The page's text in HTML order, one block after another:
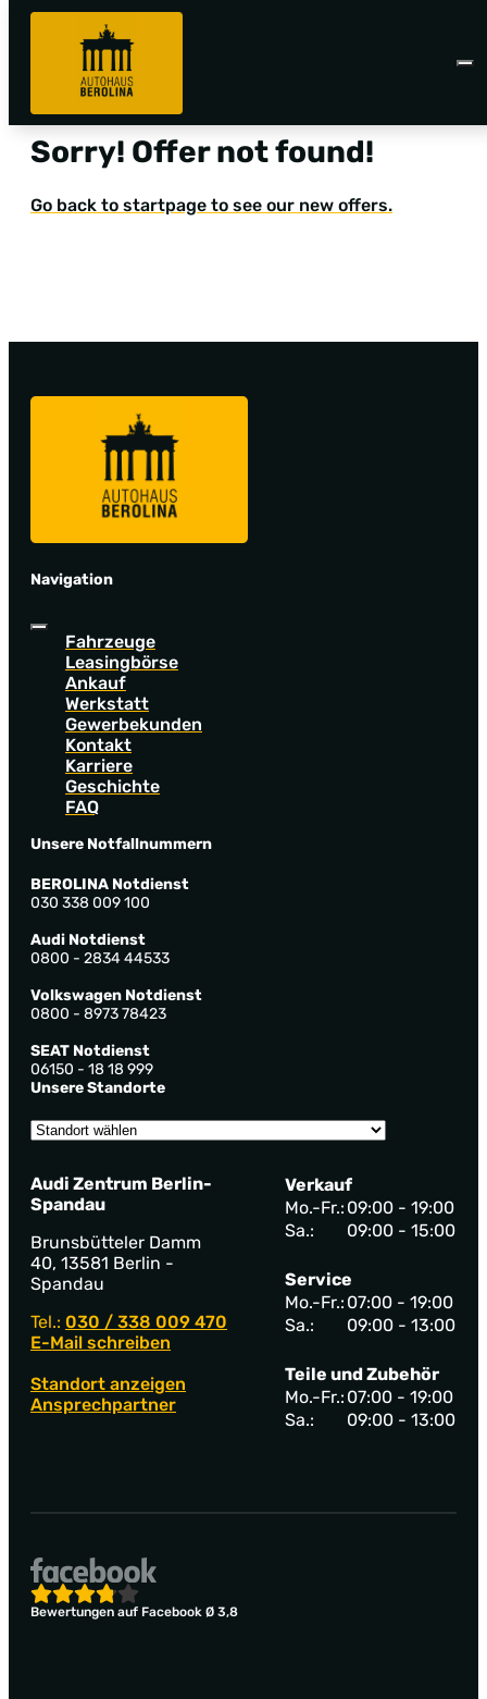
Sorry! Offer not found!
Go back to startpage to see our new offers.
Navigation
Fahrzeuge
Leasingbörse
Ankauf
Werkstatt
Gewerbekunden
Kontakt
Karriere
Geschichte
FAQ
Unsere Notfallnummern
BEROLINA Notdienst
030 338 009 100
Audi Notdienst
0800 - 2834 44533
Volkswagen Notdienst
0800 - 8973 78423
SEAT Notdienst
06150 - 18 18 999
Unsere Standorte
Audi Zentrum Berlin-
Spandau
Brunsbütteler Damm
40, 13581 Berlin -
Spandau
Tel.: 030 / 338 009 470
E-Mail schreiben
Standort anzeigen
Ansprechpartner
Verkauf
Mo.-Fr.: 09:00 - 19:00
Sa.:
09:00 - 15:00
Service
Mo.-Fr.: 07:00 - 19:00
Sa.:
09:00 - 13:00
Teile und Zubehör
Mo.-Fr.: 07:00 - 19:00
Sa.:
09:00 - 13:00
Bewertungen auf Facebook Ø 3,8